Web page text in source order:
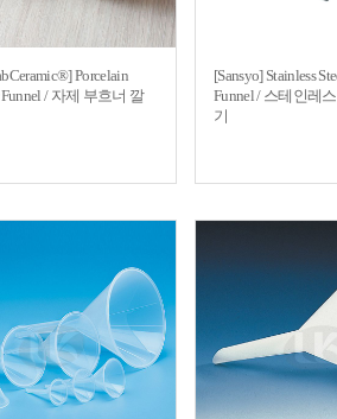
Porcelain
/ 자제 부흐너 깔
[Sansyo] Stainless
Funnel / 스테인레
기